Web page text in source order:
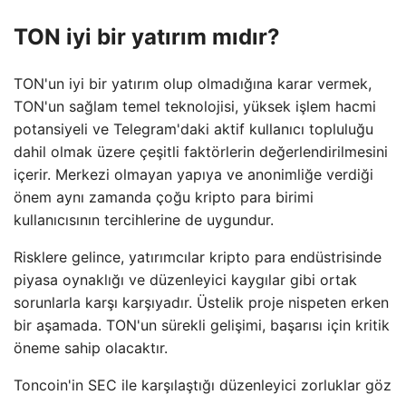
TON iyi bir yatırım mıdır?
TON'un iyi bir yatırım olup olmadığına karar vermek,
TON'un sağlam temel teknolojisi, yüksek işlem hacmi
potansiyeli ve Telegram'daki aktif kullanıcı topluluğu
dahil olmak üzere çeşitli faktörlerin değerlendirilmesini
içerir. Merkezi olmayan yapıya ve anonimliğe verdiği
önem aynı zamanda çoğu kripto para birimi
kullanıcısının tercihlerine de uygundur.
Risklere gelince, yatırımcılar kripto para endüstrisinde
piyasa oynaklığı ve düzenleyici kaygılar gibi ortak
sorunlarla karşı karşıyadır. Üstelik proje nispeten erken
bir aşamada. TON'un sürekli gelişimi, başarısı için kritik
öneme sahip olacaktır.
Toncoin'in SEC ile karşılaştığı düzenleyici zorluklar göz